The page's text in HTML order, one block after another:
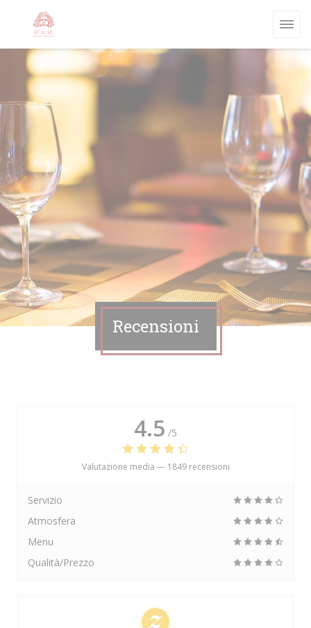
Recensioni
4.5 /5
Valutazione media — 1849 recensioni
Servizio
Atmosfera
Menu
Qualità/Prezzo